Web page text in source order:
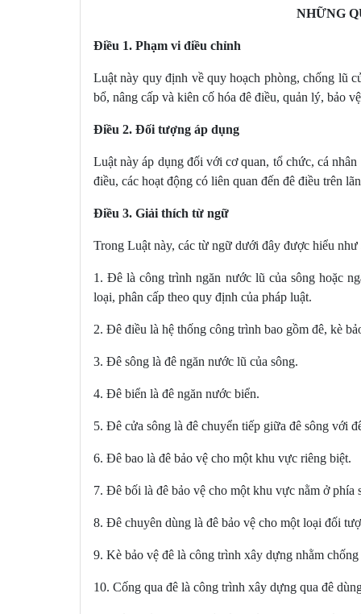
Điều 21. Quy định đối với đất sử dụng
Điều 22. Đầu tư xây dựng, tu bổ, nâng
Chương III ​​​​​​​:BẢO VỆ VÀ SỬ DỤNG ĐÊ ĐIỀU
Điều 23. Phạm vi bảo vệ đê điều
Điều 24. Trách nhiệm bảo vệ đê điều
Điều 26. Sử dụng bãi sông nơi chưa có
Điều 27. Xử lý công trình, nhà ở hiện có
Điều 29. Sử dụng hành lang bảo vệ đê,
Điều 30. Bảo vệ và sử dụng di tích lịch
Điều 31. Tải trọng của phương tiện
Điều 33. Điều tiết hồ chứa nước có
Điều 35. Huy động lực lượng, vật tư,
Điều 36. Trách nhiệm tổ chức hộ đê
Chương V​​​​​​​:LỰC LƯỢNG TRỰC TIẾP QUẢN
Điều 37. Lực lượng trực tiếp quản lý đê
Điều 39. Quyền hạn của lực lượng
Điều 41. Nhiệm vụ, quyền hạn của lực
Chương VI​​​​​​​:TRÁCH NHIỆM QUẢN LÝ NHÀ
NHỮNG
Điều 1. Phạm vi điều chỉnh
Luật này quy định về quy hoạch phòng, chống lũ
bổ, nâng cấp và kiên cố hóa đê điều, quản lý, bảo
Điều 2. Đối tượng áp dụng
Luật này áp dụng đối với cơ quan, tổ chức, cá
điều, các hoạt động có liên quan đến đê điều trên
Điều 3. Giải thích từ ngữ
Trong Luật này, các từ ngữ dưới đây được hiểu như
1. Đê là công trình ngăn nước lũ của sông hoặc
loại, phân cấp theo quy định của pháp luật.
2. Đê điều là hệ thống công trình bao gồm đê, kè
3. Đê sông là đê ngăn nước lũ của sông.
4. Đê biển là đê ngăn nước biển.
5. Đê cửa sông là đê chuyển tiếp giữa đê sông với
6. Đê bao là đê bảo vệ cho một khu vực riêng biệt.
7. Đê bối là đê bảo vệ cho một khu vực nằm ở phía
8. Đê chuyên dùng là đê bảo vệ cho một loại đối
9. Kè bảo vệ đê là công trình xây dựng nhằm chống
10. Cống qua đê là công trình xây dựng qua đê